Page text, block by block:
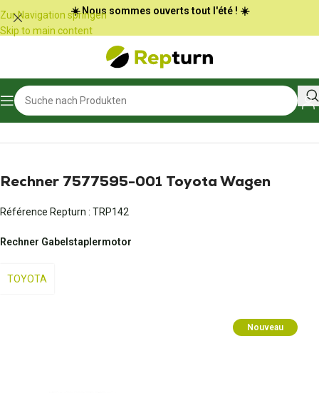
Cookie-Einstellungen
Zur Navigation springen
Skip to main content
☀️ Nous sommes ouverts tout l'été ! ☀️
Start/Öffentliche Arbeiten und Materialtransport Maschinenrechner
Rechner 7577595-001 Toyota Wagen
Référence Repturn : TRP142
Rechner Gabelstaplermotor
TOYOTA
Nouveau